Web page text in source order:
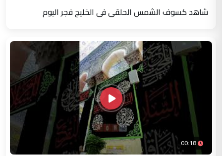
شاهد كسوف الشمس الحلقي في الخليج فجر اليوم
00:18